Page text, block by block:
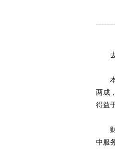
去
本
两成
得益
财
中服